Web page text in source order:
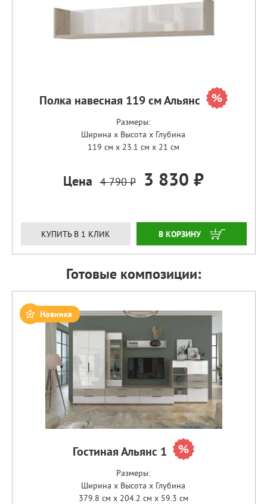
Полка навесная 119 см Альянс
Размеры:
Ширина x Высота x Глубина
119 см x 23.1 см x 21 см
Цена 4 790 ₽ 3 830 ₽
КУПИТЬ В 1 КЛИК ЗАКАЗАТЬ
Готовые композиции:
Новинка
Гостиная Альянс 1
Размеры:
Ширина x Высота x Глубина
379.8 см x 204.2 см x 59.3 см